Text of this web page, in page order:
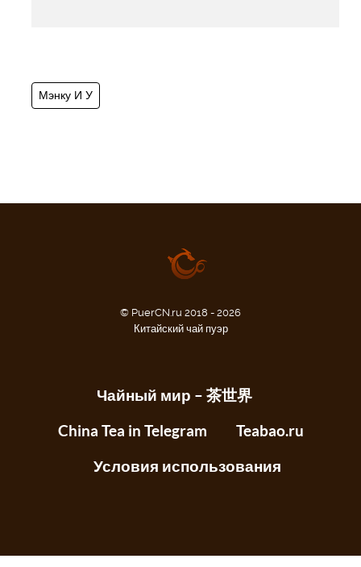
Мэнку И У
© PuerCN.ru 2018 - 2026
Китайский чай пуэр
Чайный мир – 茶世界
China Tea in Telegram
Teabao.ru
Условия использования